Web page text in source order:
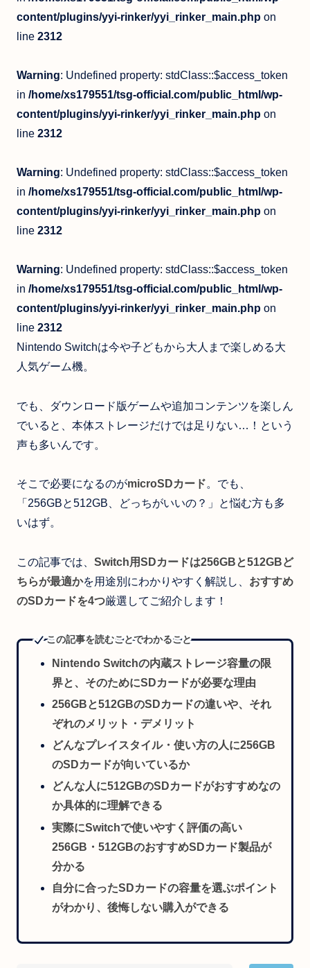
content/plugins/yyi-rinker/yyi_rinker_main.php on
line 2312
Warning: Undefined property: stdClass::$access_token
in /home/xs179551/tsg-official.com/public_html/wp-
content/plugins/yyi-rinker/yyi_rinker_main.php on
line 2312
Warning: Undefined property: stdClass::$access_token
in /home/xs179551/tsg-official.com/public_html/wp-
content/plugins/yyi-rinker/yyi_rinker_main.php on
line 2312
Warning: Undefined property: stdClass::$access_token
in /home/xs179551/tsg-official.com/public_html/wp-
content/plugins/yyi-rinker/yyi_rinker_main.php on
line 2312
Nintendo Switchは今や子どもから大人まで楽しめる大
人気ゲーム機。
でも、ダウンロード版ゲームや追加コンテンツを楽しん
でいると、本体ストレージだけでは足りない…！という
声も多いんです。
そこで必要になるのがmicroSDカード。でも、
「256GBと512GB、どっちがいいの？」と悩む方も多
いはず。
この記事では、 Switch用SDカードは256GBと512GBど
ちらが最適かを用途別にわかりやすく解説し、 おすすめ
のSDカードを4つ厳選してご紹介します！
この記事を読むことでわかること
Nintendo Switchの内蔵ストレージ容量の限
界と、そのためにSDカードが必要な理由
256GBと512GBのSDカードの違いや、それ
ぞれのメリット・デメリット
どんなプレイスタイル・使い方の人に256GB
のSDカードが向いているか
どんな人に512GBのSDカードがおすすめなの
か具体的に理解できる
実際にSwitchで使いやすく評価の高い
256GB・512GBのおすすめSDカード製品が
分かる
自分に合ったSDカードの容量を選ぶポイント
がわかり、後悔しない購入ができる